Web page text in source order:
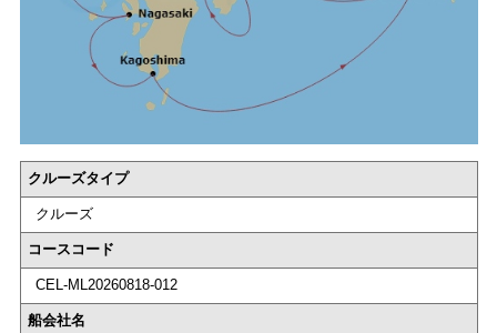
クルーズタイプ
クルーズ
コースコード
CEL-ML20260818-012
船会社名